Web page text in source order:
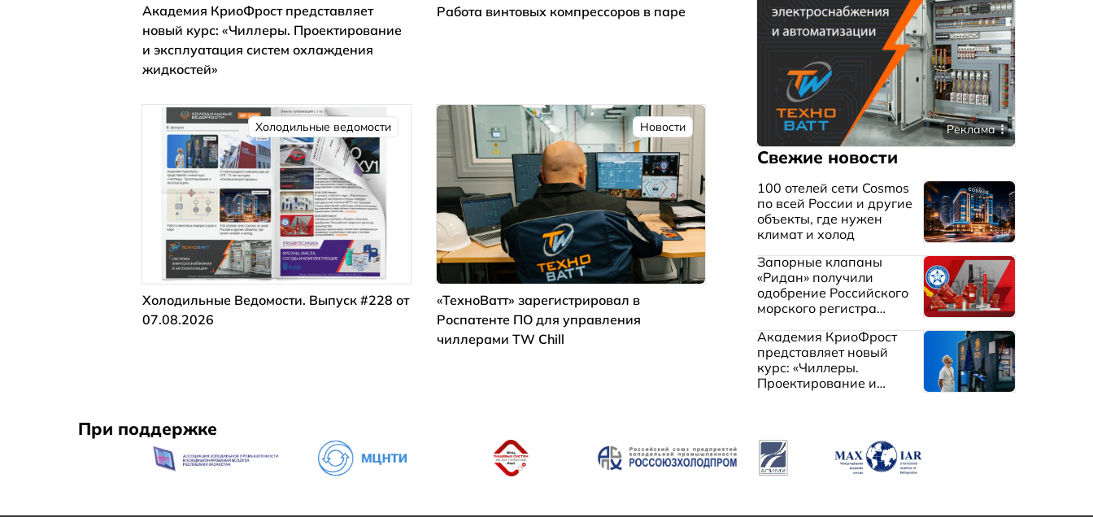
Академия КриоФрост представляет
новый курс: «Чиллеры. Проектирование
и эксплуатация систем охлаждения
жидкостей»
Работа винтовых компрессоров в паре
Холодильные ведомости
Холодильные Ведомости. Выпуск #228 от
07.08.2026
Новости
«ТехноВатт» зарегистрировал в
Роспатенте ПО для управления
чиллерами TW Chill
Реклама
Свежие новости
100 отелей сети Cosmos
по всей России и другие
объекты, где нужен
климат и холод
Запорные клапаны
«Ридан» получили
одобрение Российского
морского регистра
Академия КриоФрост
представляет новый
курс: «Чиллеры.
Проектирование и
При поддержке